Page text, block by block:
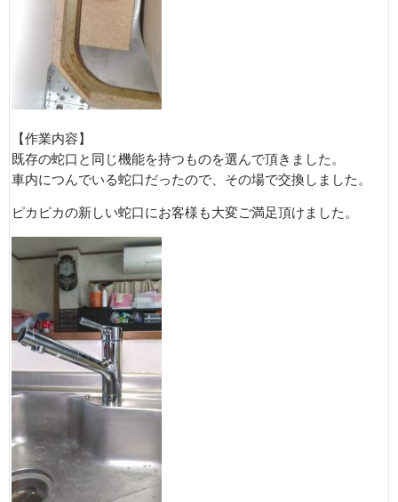
【作業内容】
既存の蛇口と同じ機能を持つものを選んで頂きました。
車内につんでいる蛇口だったので、その場で交換しました。
ピカピカの新しい蛇口にお客様も大変ご満足頂けました。